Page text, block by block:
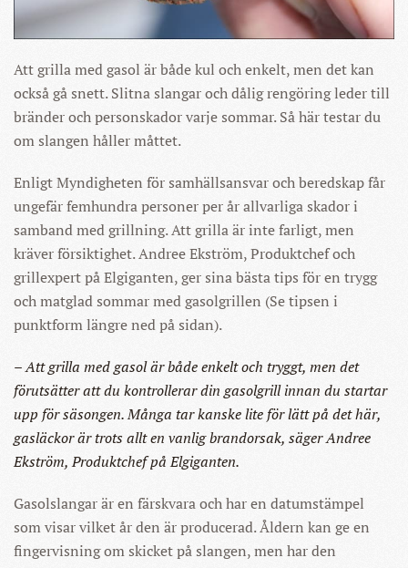
Att grilla med gasol är både kul och enkelt, men det kan
också gå snett. Slitna slangar och dålig rengöring leder till
bränder och personskador varje sommar. Så här testar du
om slangen håller måttet.
Enligt Myndigheten för samhällsansvar och beredskap får
ungefär femhundra personer per år allvarliga skador i
samband med grillning. Att grilla är inte farligt, men
kräver försiktighet. Andree Ekström, Produktchef och
grillexpert på Elgiganten, ger sina bästa tips för en trygg
och matglad sommar med gasolgrillen (Se tipsen i
punktform längre ned på sidan).
– Att grilla med gasol är både enkelt och tryggt, men det
förutsätter att du kontrollerar din gasolgrill innan du startar
upp för säsongen. Många tar kanske lite för lätt på det här,
gasläckor är trots allt en vanlig brandorsak, säger Andree
Ekström, Produktchef på Elgiganten.
Gasolslangar är en färskvara och har en datumstämpel
som visar vilket år den är producerad. Åldern kan ge en
fingervisning om skicket på slangen, men har den